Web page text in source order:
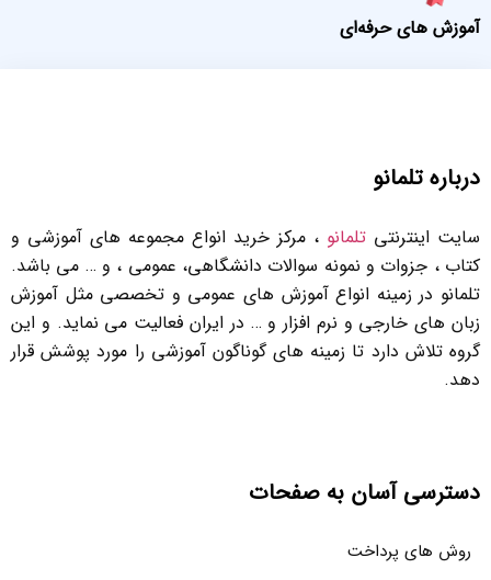
آموزش های حرفه‌ای
درباره تلمانو
سایت اینترنتی تلمانو ، مرکز خرید انواع مجموعه های آموزشی و
کتاب ، جزوات و نمونه سوالات دانشگاهی، عمومی ، و … می باشد.
تلمانو در زمینه انواع آموزش های عمومی و تخصصی مثل آموزش
زبان های خارجی و نرم افزار و … در ایران فعالیت می نماید. و این
گروه تلاش دارد تا زمینه های گوناگون آموزشی را مورد پوشش قرار
دهد.
دسترسی آسان به صفحات
روش های پرداخت